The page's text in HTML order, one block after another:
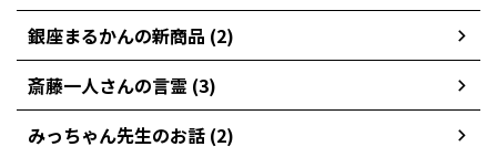
銀座まるかんの新商品 (2)
斎藤一人さんの言霊 (3)
みっちゃん先生のお話 (2)